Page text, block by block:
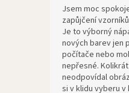
Jsem moc
zapůjčení
Je to výborný
nových barev jen
počítače nebo
nepřesné.
neodpovídal
si v klidu vyberu v